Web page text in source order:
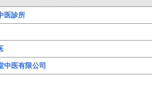
医診所
中医有限公司